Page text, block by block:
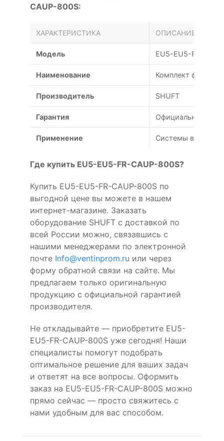
CAUP-800S:
ХАРАКТЕРИСТИКА ОПИСАНИЕ
Модель EU5-EU5-FR-
Наименование Комплект
Производитель SHUFT
Гарантия Официальная
Применение Системы
Где купить EU5-EU5-FR-CAUP-800S?
Купить EU5-EU5-FR-CAUP-800S по
выгодной цене вы можете в нашем
интернет-магазине. Заказать
оборудование SHUFT с доставкой по
всей России можно, связавшись с
нашими менеджерами по электронной
почте Info@ventinprom.ru или через
форму обратной связи на сайте. Мы
предлагаем только оригинальную
продукцию с официальной гарантией
производителя.
Не откладывайте — приобретите EU5-
EU5-FR-CAUP-800S уже сегодня! Наши
специалисты помогут подобрать
оптимальное решение для ваших задач
и ответят на все вопросы. Оформить
заказ на EU5-EU5-FR-CAUP-800S можно
прямо сейчас — просто свяжитесь с
нами удобным для вас способом.